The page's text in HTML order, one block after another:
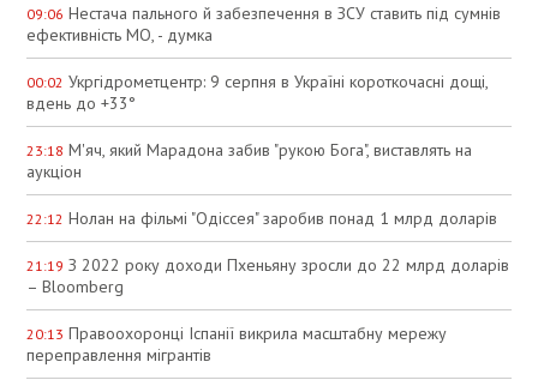
09:06 Нестача пального й забезпечення в ЗСУ ставить під сумнів
ефективність МО, - думка
00:02 Укргідрометцентр: 9 серпня в Україні короткочасні дощі,
вдень до +33°
23:18 М'яч, який Марадона забив "рукою Бога", виставлять на
аукціон
22:12 Нолан на фільмі "Одіссея" заробив понад 1 млрд доларів
21:19 З 2022 року доходи Пхеньяну зросли до 22 млрд доларів
– Bloomberg
20:13 Правоохоронці Іспанії викрила масштабну мережу
переправлення мігрантів